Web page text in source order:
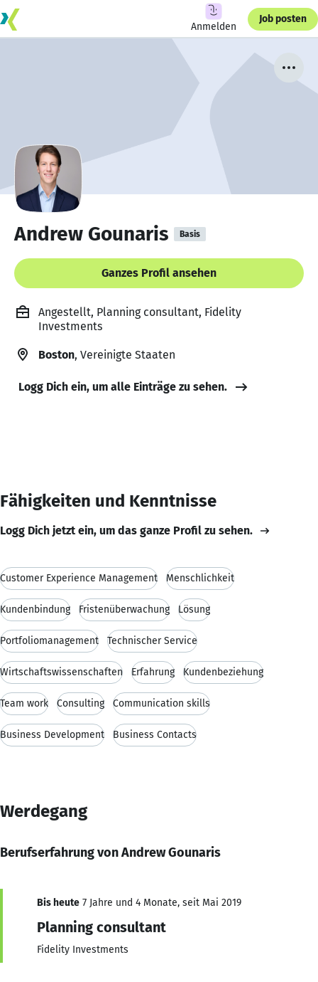
Anmelden
Job posten
Andrew Gounaris Basis
Ganzes Profil ansehen
Angestellt, Planning consultant, Fidelity
Investments
Boston, Vereinigte Staaten
Logg Dich ein, um alle Einträge zu sehen.
Fähigkeiten und Kenntnisse
Logg Dich jetzt ein, um das ganze Profil zu sehen.
Customer Experience Management Menschlichkeit
Kundenbindung Fristenüberwachung Lösung
Portfoliomanagement Technischer Service
Wirtschaftswissenschaften Erfahrung Kundenbeziehung
Team work Consulting Communication skills
Business Development Business Contacts
Werdegang
Berufserfahrung von Andrew Gounaris
Bis heute 7 Jahre und 4 Monate, seit Mai 2019
Planning consultant
Fidelity Investments